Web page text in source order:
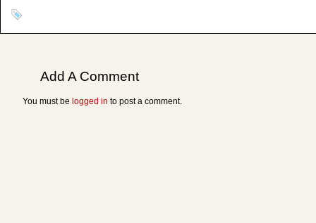
Add A Comment
You must be logged in to post a comment.